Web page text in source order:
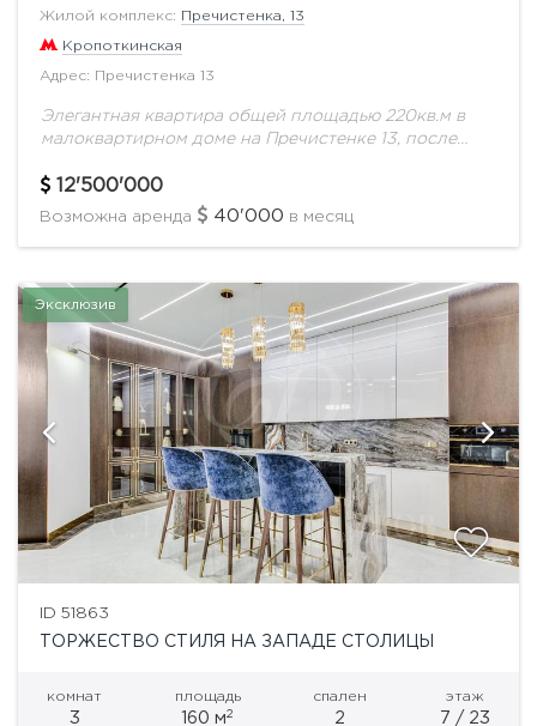
Жилой комплекс: Пречистенка, 13
Кропоткинская
Адрес: Пречистенка 13
Элегантная квартира общей площадью 220кв.м в
малоквартирном доме на Пречистенке 13, после
бывшего доходного дома начала XX века. Парадный
подъезд, круглосуточная охрана,...
12'500'000
Возможна аренда 40'000 в месяц
Эксклюзив
ID 51863
ТОРЖЕСТВО СТИЛЯ НА ЗАПАДЕ СТОЛИЦЫ
комнат
3
площадь
160 м2
спален
2
этаж
7 / 23